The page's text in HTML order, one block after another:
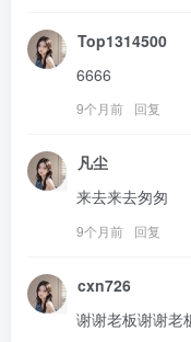
Top1314500
6666
9个月前 回复
凡尘
来去来去匆匆
9个月前 回复
cxn726
谢谢老板谢谢老